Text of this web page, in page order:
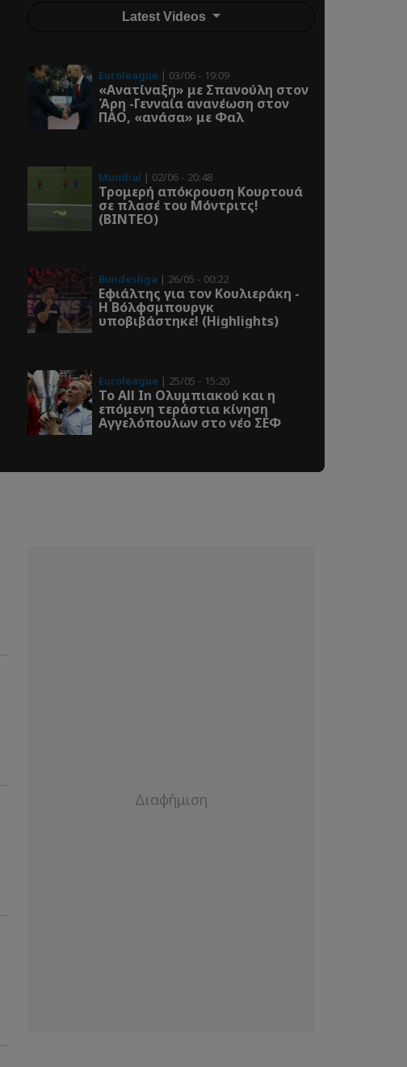
Latest Videos
Euroleague | 03/06 - 19:09
«Ανατίναξη» με Σπανούλη στον
Άρη -Γενναία ανανέωση στον
ΠΑΟ, «ανάσα» με Φαλ
Mundial | 02/06 - 20:48
Τρομερή απόκρουση Κουρτουά
σε πλασέ του Μόντριτς!
(ΒΙΝΤΕΟ)
Bundesliga | 26/05 - 00:22
Εφιάλτης για τον Κουλιεράκη -
Η Βόλφσμπουργκ
υποβιβάστηκε! (Highlights)
Euroleague | 25/05 - 15:20
Το All In Ολυμπιακού και η
επόμενη τεράστια κίνηση
Αγγελόπουλων στο νέο ΣΕΦ